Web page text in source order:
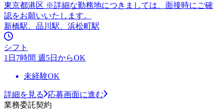
東京都港区 ※詳細な勤務地につきましては、面接時にご確
認をお願いいたします。
新橋駅、品川駅、浜松町駅
シフト
1日7時間 週5日からOK
未経験OK
詳細を見る
応募画面に進む
業務委託契約